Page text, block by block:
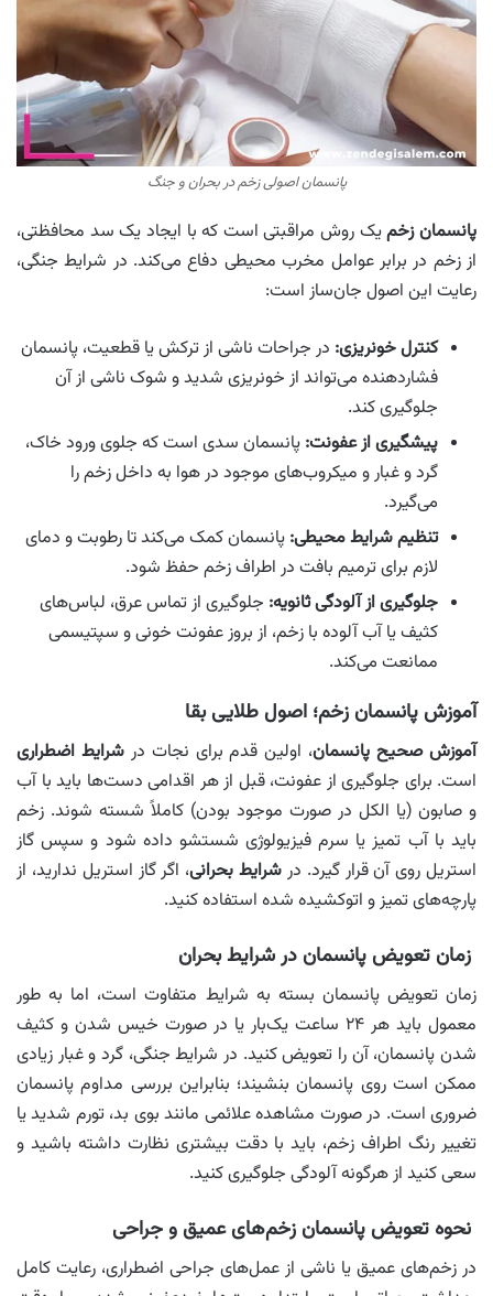
پانسمان اصولی زخم در بحران و جنگ
پانسمان زخمیک روش مراقبتی است که با ایجاد یک سد محافظتی،
از زخم در برابر عوامل مخرب محیطی دفاع می‌کند. در شرایط جنگی،
رعایت این اصول جان‌ساز است:
کنترل خونریزی: در جراحات ناشی از ترکش یا قطعیت، پانسمان
فشاردهنده می‌تواند از خونریزی شدید و شوک ناشی از آن
جلوگیری کند.
پیشگیری از عفونت: پانسمان سدی است که جلوی ورود خاک،
گرد و غبار و میکروب‌های موجود در هوا به داخل زخم را
می‌گیرد.
تنظیم شرایط محیطی: پانسمان کمک می‌کند تا رطوبت و دمای
لازم برای ترمیم بافت در اطراف زخم حفظ شود.
جلوگیری از آلودگی ثانویه: جلوگیری از تماس عرق، لباس‌های
کثیف یا آب آلوده با زخم، از بروز عفونت خونی و سپتیسمی
ممانعت می‌کند.
آموزش پانسمان زخم؛ اصول طلایی بقا
آموزش صحیح پانسمان، اولین قدم برای نجات در شرایط اضطراری
است. برای جلوگیری از عفونت، قبل از هر اقدامی دست‌ها باید با آب
و صابون (یا الکل در صورت موجود بودن) کاملاً شسته شوند. زخم
باید با آب تمیز یا سرم فیزیولوژی شستشو داده شود و سپس گاز
استریل روی آن قرار گیرد. در شرایط بحرانی، اگر گاز استریل ندارید، از
پارچه‌های تمیز و اتوکشیده شده استفاده کنید.
زمان تعویض پانسمان در شرایط بحران
زمان تعویض پانسمان بسته به شرایط متفاوت است، اما به طور
معمول باید هر ۲۴ ساعت یک‌بار یا در صورت خیس شدن و کثیف
شدن پانسمان، آن را تعویض کنید. در شرایط جنگی، گرد و غبار زیادی
ممکن است روی پانسمان بنشیند؛ بنابراین بررسی مداوم پانسمان
ضروری است. در صورت مشاهده علائمی مانند بوی بد، تورم شدید یا
تغییر رنگ اطراف زخم، باید با دقت بیشتری نظارت داشته باشید و
سعی کنید از هرگونه آلودگی جلوگیری کنید.
نحوه تعویض پانسمان زخم‌های عمیق و جراحی
در زخم‌های عمیق یا ناشی از عمل‌های جراحی اضطراری، رعایت کامل